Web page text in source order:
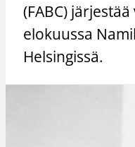
(FABC)
elokuussa
Helsingissä.